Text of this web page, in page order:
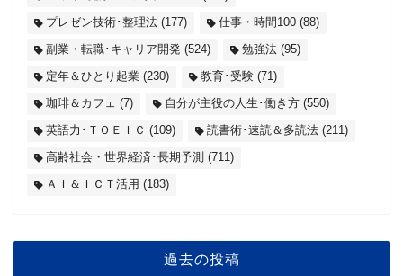
プレゼン技術･整理法 (177) 仕事・時間100 (88)
副業・転職･キャリア開発 (524) 勉強法 (95)
定年＆ひとり起業 (230) 教育･受験 (71)
珈琲＆カフェ (7) 自分が主役の人生･働き方 (550)
英語力･ＴＯＥＩＣ (109) 読書術･速読＆多読法 (211)
高齢社会・世界経済･長期予測 (711)
ＡＩ＆ＩＣＴ活用 (183)
過去の投稿